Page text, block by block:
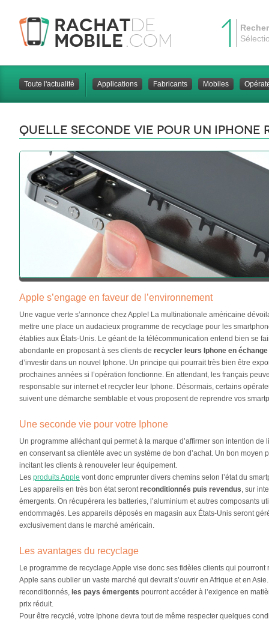
Rachatde
Mobile .com 1
Toute l'actualité Applications Fabricants Mobiles
Quelle seconde vie pour un Iphone
Apple s’engage en faveur de l’environnement
Une vague verte s’annonce chez Apple! La multinationale américaine
mettre une place un audacieux programme de recyclage pour les
établies aux États-Unis. Le géant de la télécommunication entend bien se
abondante en proposant à ses clients de recycler leurs Iphone en échange
d’investir dans un nouvel Iphone. Un principe qui pourrait très bien être
prochaines années si l’opération fonctionne. En attendant, les français
responsable sur internet et recycler leur Iphone. Désormais, certains
suivent une démarche semblable et vous proposent de reprendre vos
Une seconde vie pour votre Iphone
Un programme alléchant qui permet à la marque d’affirmer son intention
en conservant sa clientèle avec un système de bon d’achat. Un bon moyen
incitant les clients à renouveler leur équipement.
Les produits Apple vont donc emprunter divers chemins selon l’état du
Les appareils en très bon état serontreconditionnés puis revendus, sur
émergents. On récupérera les batteries, l’aluminium et autres composants
endommagés. Les appareils déposés en magasin aux États-Unis seront
exclusivement dans le marché américain.
Les avantages du recyclage
Le programme de recyclage Apple vise donc ses fidèles clients qui
Apple sans oublier un vaste marché qui devrait s’ouvrir en Afrique et en
reconditionnés, les pays émergents pourront accéder à l’exigence en
prix réduit.
Pour être recyclé, votre Iphone devra tout de même respecter quelques